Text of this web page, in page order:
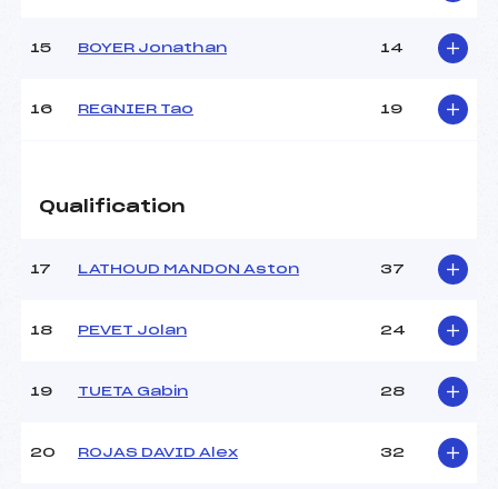
15 BOYER Jonathan 14
16 REGNIER Tao 19
Qualification
17 LATHOUD MANDON Aston 37
18 PEVET Jolan 24
19 TUETA Gabin 28
20 ROJAS DAVID Alex 32